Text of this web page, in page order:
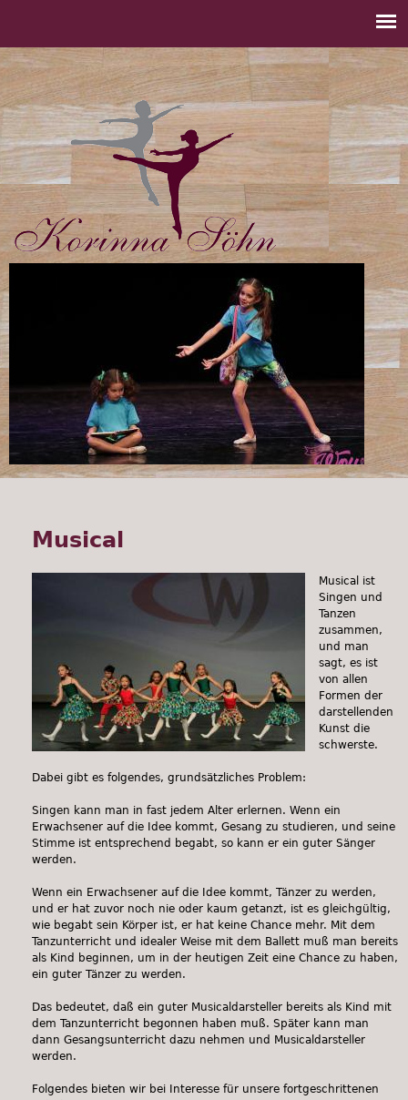
Musical
Musical ist
Singen und
Tanzen
zusammen,
und man
sagt, es ist
von allen
Formen der
darstellenden
Kunst die
schwerste.
Dabei gibt es folgendes, grundsätzliches Problem:
Singen kann man in fast jedem Alter erlernen. Wenn ein
Erwachsener auf die Idee kommt, Gesang zu studieren, und seine
Stimme ist entsprechend begabt, so kann er ein guter Sänger
werden.
Wenn ein Erwachsener auf die Idee kommt, Tänzer zu werden,
und er hat zuvor noch nie oder kaum getanzt, ist es gleichgültig,
wie begabt sein Körper ist, er hat keine Chance mehr. Mit dem
Tanzunterricht und idealer Weise mit dem Ballett muß man bereits
als Kind beginnen, um in der heutigen Zeit eine Chance zu haben,
ein guter Tänzer zu werden.
Das bedeutet, daß ein guter Musicaldarsteller bereits als Kind mit
dem Tanzunterricht begonnen haben muß. Später kann man
dann Gesangsunterricht dazu nehmen und Musicaldarsteller
werden.
Folgendes bieten wir bei Interesse für unsere fortgeschrittenen